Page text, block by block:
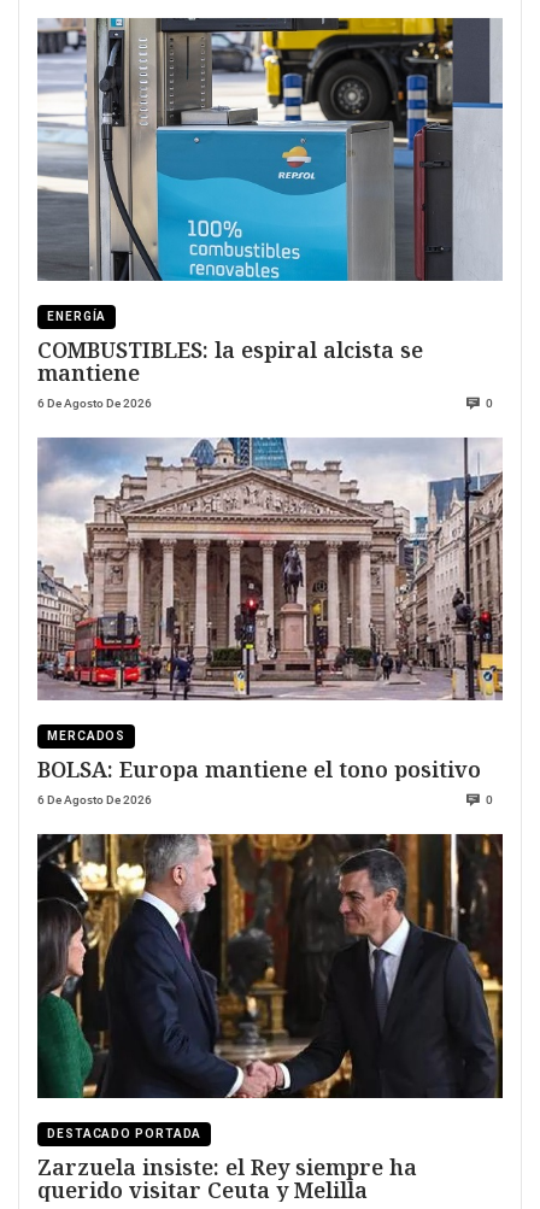
ENERGÍA
COMBUSTIBLES: la espiral alcista se
mantiene
6 De Agosto De 2026 0
MERCADOS
BOLSA: Europa mantiene el tono positivo
6 De Agosto De 2026 0
DESTACADO PORTADA
Zarzuela insiste: el Rey siempre ha
querido visitar Ceuta y Melilla